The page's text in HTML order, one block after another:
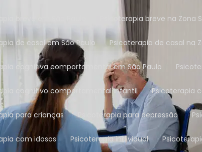
Psicoterapia breve na Zona
de casal em São Paulo Psicoterapia de casal na
cognitiva comportamental em São Paulo
cognitivo comportamental infantil
para crianças Psicoterapia para depressão
com idosos Psicoterapia individual